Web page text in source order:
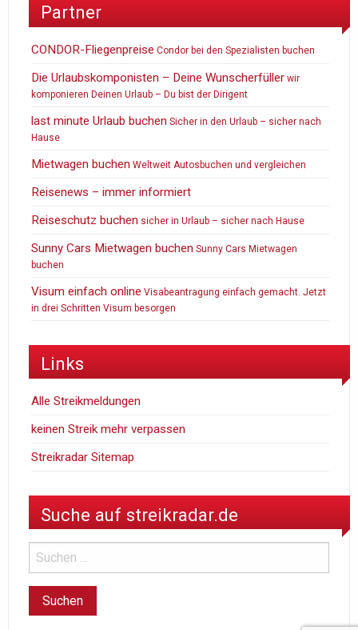
Partner
CONDOR-Fliegenpreise Condor bei den Spezialisten buchen
Die Urlaubskomponisten – Deine Wunscherfüller wir
komponieren Deinen Urlaub – Du bist der Dirigent
last minute Urlaub buchen Sicher in den Urlaub – sicher nach
Hause
Mietwagen buchen Weltweit Autosbuchen und vergleichen
Reisenews – immer informiert
Reiseschutz buchen sicher in Urlaub – sicher nach Hause
Sunny Cars Mietwagen buchen Sunny Cars Mietwagen
buchen
Visum einfach online Visabeantragung einfach gemacht. Jetzt
in drei Schritten Visum besorgen
Links
Alle Streikmeldungen
keinen Streik mehr verpassen
Streikradar Sitemap
Suche auf streikradar.de